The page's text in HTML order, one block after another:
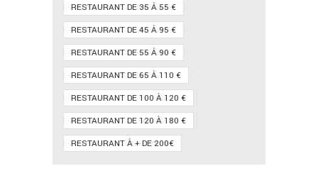
RESTAURANT DE 35 À 55 €
RESTAURANT DE 45 À 95 €
RESTAURANT DE 55 À 90 €
RESTAURANT DE 65 À 110 €
RESTAURANT DE 100 À 120 €
RESTAURANT DE 120 À 180 €
RESTAURANT À + DE 200€